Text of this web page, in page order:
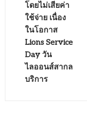
โดยไม่เสียค่า
ใช้จ่าย เนื่อง
ในโอกาส
Lions Service
Day วัน
ไลออนส์สากล
บริการ